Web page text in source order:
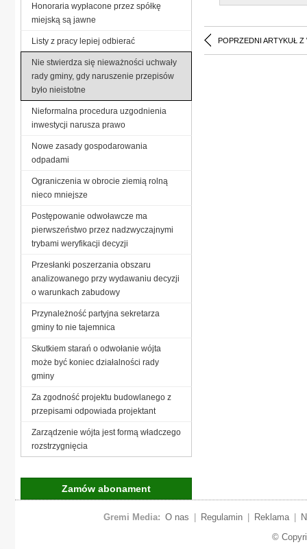
POPRZEDNI ARTYKUŁ Z
Honoraria wypłacone przez spółkę
miejską są jawne
Listy z pracy lepiej odbierać
Nie stwierdza się nieważności uchwały
rady gminy, gdy naruszenie przepisów
było nieistotne
Nieformalna procedura uzgodnienia
inwestycji narusza prawo
Nowe zasady gospodarowania
odpadami
Ograniczenia w obrocie ziemią rolną
nieco mniejsze
Postępowanie odwoławcze ma
pierwszeństwo przez nadzwyczajnymi
trybami weryfikacji decyzji
Przesłanki poszerzania obszaru
analizowanego przy wydawaniu decyzji
o warunkach zabudowy
Przynależność partyjna sekretarza
gminy to nie tajemnica
Skutkiem starań o odwołanie wójta
może być koniec działalności rady
gminy
Za zgodność projektu budowlanego z
przepisami odpowiada projektant
Zarządzenie wójta jest formą władczego
rozstrzygnięcia
Zamów abonament
Gremi Media: O nas Regulamin Reklama
©